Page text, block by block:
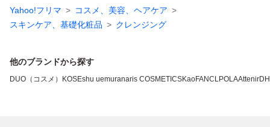
Yahoo!フリマ
コスメ、美容、ヘアケア
スキンケア、基礎化粧品
クレンジング
他のブランドから探す
DUO（コスメ） KOSEshu uemuranaris COSMETICSKaoFANCLPOLAAttenir